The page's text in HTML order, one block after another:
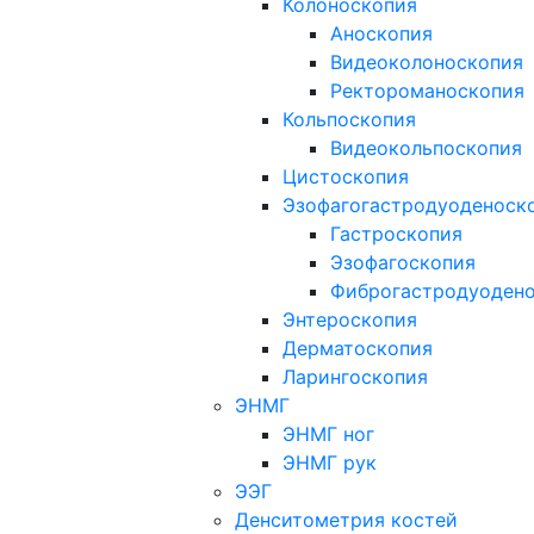
Колоноскопия
Аноскопия
Видеоколоноскопия
Ректороманоскопия
Кольпоскопия
Видеокольпоскопия
Цистоскопия
Гастроскопия
Эзофагоскопия
Энтероскопия
Дерматоскопия
Ларингоскопия
ЭНМГ
ЭНМГ ног
ЭНМГ рук
ЭЭГ
Денситометрия костей